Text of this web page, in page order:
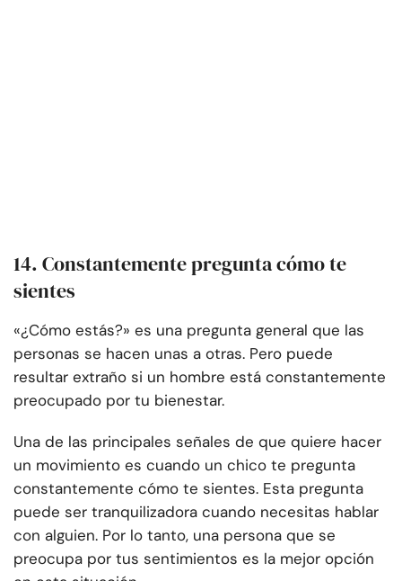
14. Constantemente pregunta cómo te
sientes
«¿Cómo estás?» es una pregunta general que las
personas se hacen unas a otras. Pero puede
resultar extraño si un hombre está constantemente
preocupado por tu bienestar.
Una de las principales señales de que quiere hacer
un movimiento es cuando un chico te pregunta
constantemente cómo te sientes. Esta pregunta
puede ser tranquilizadora cuando necesitas hablar
con alguien. Por lo tanto, una persona que se
preocupa por tus sentimientos es la mejor opción